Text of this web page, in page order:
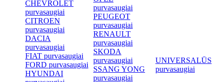
CHEVROLET
purvasaugiai
CITROEN
purvasaugiai
DACIA
purvasaugiai
FIAT purvasaugiai
FORD purvasaugiai
HYUNDAI
purvasaugiai
PEUGEOT
purvasaugiai
RENAULT
purvasaugiai
SKODA
purvasaugiai
SSANG YONG
purvasaugiai
UNIVERSALŪS
purvasaugiai